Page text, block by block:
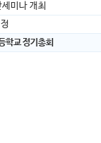
미나 개최
학교 정기총회